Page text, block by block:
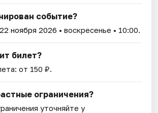
событие?
22 ноября 2026 • воскресенье • 10:00.
билет?
от 150 ₽.
ограничения?
уточняйте у